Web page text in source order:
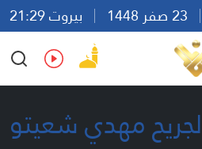
بيروت 21:29
Ar
En Fr Es
مهدي شعيتو